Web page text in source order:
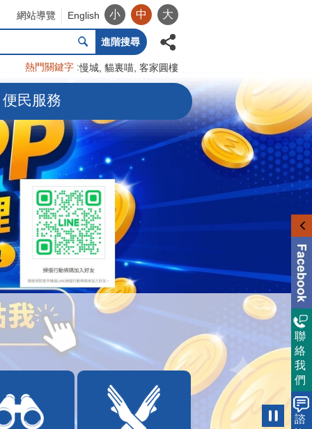
網站導覽 English 小 中 大
進階搜尋
熱門關鍵字 慢城 貓裏喵 客家圓樓
便民服務
聯
絡
我
們
諮